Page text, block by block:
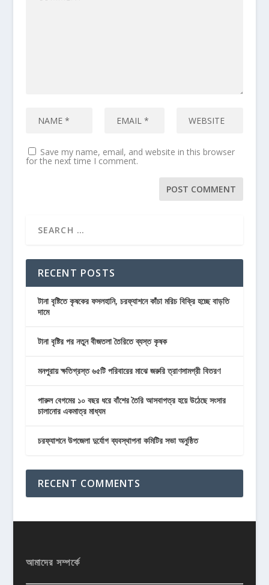
Save my name, email, and website in this browser
for the next time I comment.
RECENT POSTS
টানা বৃষ্টিতে কৃষকের ফসলহানি, চরফ্যাশনে কাঁচা মরিচ বিক্রি হচ্ছে বাড়তি
দামে
টানা বৃষ্টির পর নতুন বীজতলা তৈরিতে ব্যস্ত কৃষক
মনপুরায় ক্ষতিগ্রস্ত ৬৫টি পরিবারের মাঝে জরুরি ত্রাণসামগ্রী বিতরণ
পারুল বেগমের ১০ বছর ধরে বাঁশের তৈরি আসবাপত্র হয়ে উঠেছে সংসার
চালানোর একমাত্র মাধ্যম
চরফ্যাশনে উপজেলা দুর্যোগ ব্যবস্থাপনা কমিটির সভা অনুষ্ঠিত
RECENT COMMENTS
আমাদের সম্পর্কে